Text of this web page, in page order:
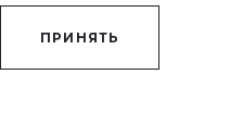
ПРИНЯТЬ